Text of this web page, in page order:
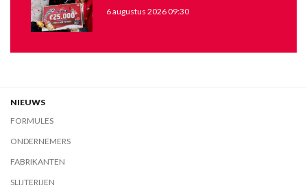
6 augustus 2026 09:30
NIEUWS
FORMULES
ONDERNEMERS
FABRIKANTEN
SLIJTERIJEN